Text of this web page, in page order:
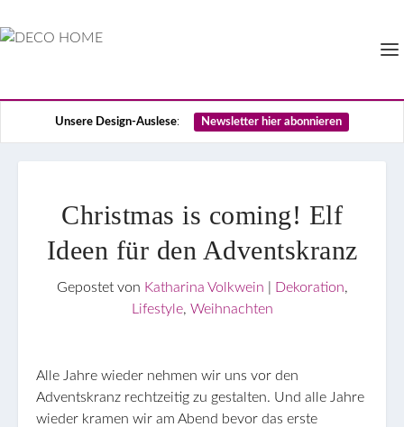
Unsere Design-Auslese: Newsletter hier abonnieren
Christmas is coming! Elf
Ideen für den Adventskranz
Gepostet von Katharina Volkwein Dekoration,
Lifestyle, Weihnachten
Alle Jahre wieder nehmen wir uns vor den
Adventskranz rechtzeitig zu gestalten. Und alle Jahre
wieder kramen wir am Abend bevor das erste